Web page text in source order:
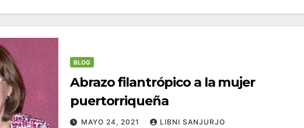
BLOG
Abrazo filantrópico a la mujer
puertorriqueña
MAYO 24, 2021 LIBNI SANJURJO